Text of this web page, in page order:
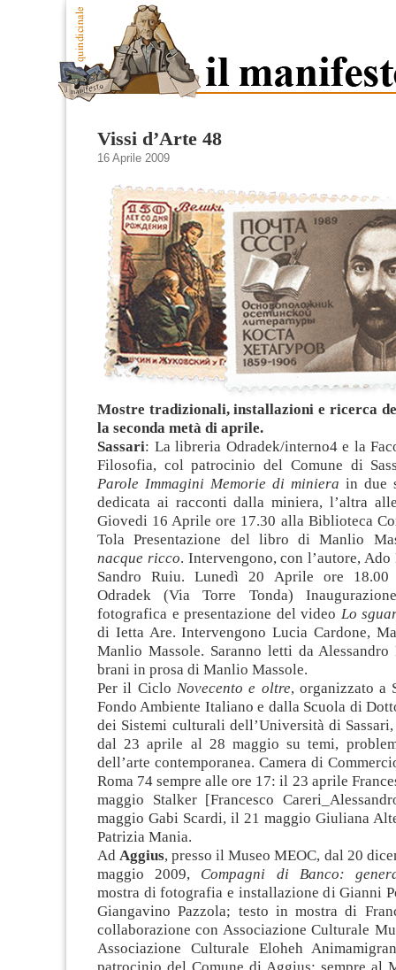
Vissi d’Arte 48
16 Aprile 2009
Mostre tradizionali, installazioni e ricerca
la seconda metà di aprile.
Sassari: La libreria Odradek/interno4 e la
Filosofia, col patrocinio del Comune di
Parole Immagini Memorie di miniera in due
dedicata ai racconti dalla miniera, l’altra
Giovedi 16 Aprile ore 17.30 alla Biblioteca
Tola Presentazione del libro di Manlio
nacque ricco. Intervengono, con l’autore,
Sandro Ruiu. Lunedì 20 Aprile ore 18.00
Odradek (Via Torre Tonda)
fotografica e presentazione del video Lo
di Ietta Are. Intervengono Lucia Cardone,
Manlio Massole. Saranno letti da Alessandro
brani in prosa di Manlio Massole.
Per il Ciclo Novecento e oltre, organizzato a
Fondo Ambiente Italiano e dalla Scuola di
dei Sistemi culturali dell’Università di
dal 23 aprile al 28 maggio su temi,
dell’arte contemporanea. Camera di
Roma 74 sempre alle ore 17: il 23 aprile
maggio Stalker [Francesco
maggio Gabi Scardi, il 21 maggio Giuliana
Patrizia Mania.
AdAggius, presso il Museo MEOC, dal 20
maggio 2009, Compagni di Banco:
mostra di fotografia e installazione di Gianni
Giangavino Pazzola; testo in mostra di
collaborazione con Associazione Culturale
Associazione Culturale Eloheh